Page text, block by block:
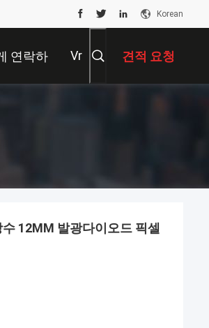
Korean
연락하 Vr 견적 요청
12MM 발광다이오드 픽셀